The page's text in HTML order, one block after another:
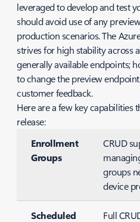
leveraged to develop and test
should avoid use of any
production scenarios. The
strives for high stability across
generally available endpoints;
to change the preview
customer feedback.
Here are a few key capabilities
release:
Enrollment
Groups
CRUD
groups
device
Scheduled
Full